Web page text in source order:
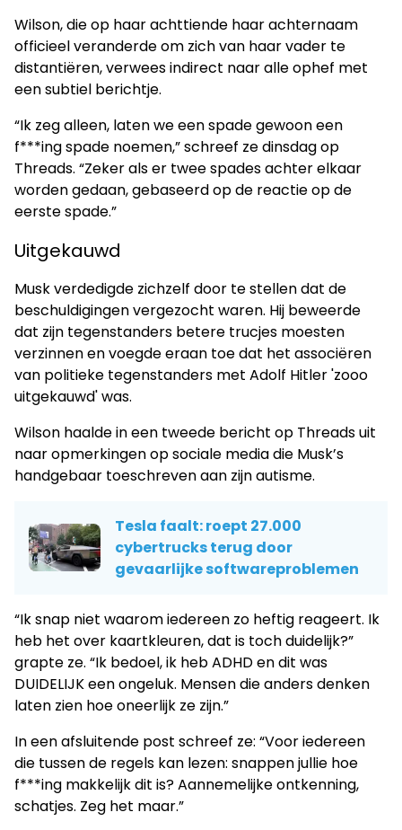
Wilson, die op haar achttiende haar achternaam
officieel veranderde om zich van haar vader te
distantiëren, verwees indirect naar alle ophef met
een subtiel berichtje.
“Ik zeg alleen, laten we een spade gewoon een
f***ing spade noemen,” schreef ze dinsdag op
Threads. “Zeker als er twee spades achter elkaar
worden gedaan, gebaseerd op de reactie op de
eerste spade.”
Uitgekauwd
Musk verdedigde zichzelf door te stellen dat de
beschuldigingen vergezocht waren. Hij beweerde
dat zijn tegenstanders betere trucjes moesten
verzinnen en voegde eraan toe dat het associëren
van politieke tegenstanders met Adolf Hitler 'zooo
uitgekauwd' was.
Wilson haalde in een tweede bericht op Threads uit
naar opmerkingen op sociale media die Musk’s
handgebaar toeschreven aan zijn autisme.
Tesla faalt: roept 27.000
cybertrucks terug door
gevaarlijke softwareproblemen
“Ik snap niet waarom iedereen zo heftig reageert. Ik
heb het over kaartkleuren, dat is toch duidelijk?”
grapte ze. “Ik bedoel, ik heb ADHD en dit was
DUIDELIJK een ongeluk. Mensen die anders denken
laten zien hoe oneerlijk ze zijn.”
In een afsluitende post schreef ze: “Voor iedereen
die tussen de regels kan lezen: snappen jullie hoe
f***ing makkelijk dit is? Aannemelijke ontkenning,
schatjes. Zeg het maar.”